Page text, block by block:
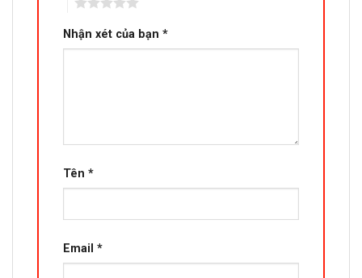
Nhận xét của bạn *
Tên *
Email *